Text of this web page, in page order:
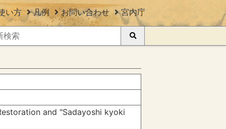
い方 凡例 お問い合わせ 宮内庁
and "Sadayoshi kyoki